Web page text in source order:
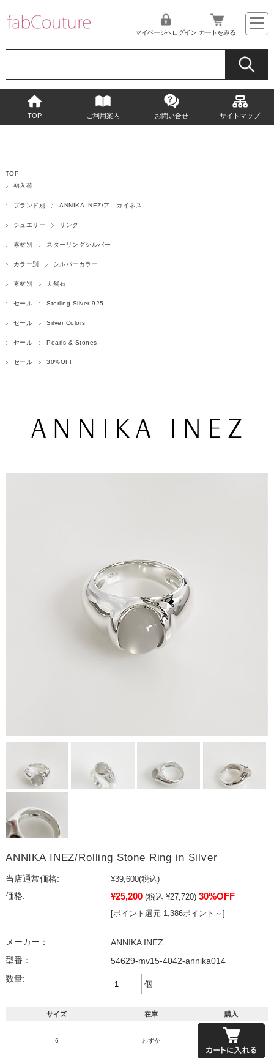
マイページへログイン カートをみる
TOP ご利用案内 お問い合せ サイトマップ
TOP
初入荷
ブランド別 ANNIKA INEZ/アニカイネス
ジュエリー リング
素材別 スターリングシルバー
カラー別 シルバーカラー
素材別 天然石
セール Sterling Silver 925
セール Silver Colors
セール Pearls & Stones
セール 30%OFF
ANNIKA INEZ/Rolling Stone Ring in Silver
当店通常価格: ¥39,600(税込)
価格:
¥25,200 (税込 ¥27,720) 30%OFF
[ポイント還元 1,386ポイント～]
メーカー：
ANNIKA INEZ
型番：
54629-mv15-4042-annika014
数量:
個
サイズ 在庫 購入
6 わずか